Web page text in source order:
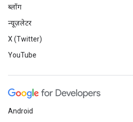
ब्लॉग
न्यूज़लेटर
X (Twitter)
YouTube
Android